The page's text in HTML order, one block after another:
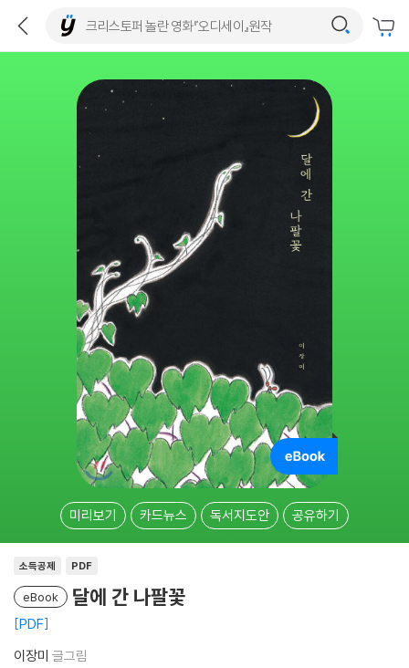
미리보기 카드뉴스 독서지도안 공유하기
소득공제 PDF
eBook 달에 간 나팔꽃
PDF
이장미 글그림